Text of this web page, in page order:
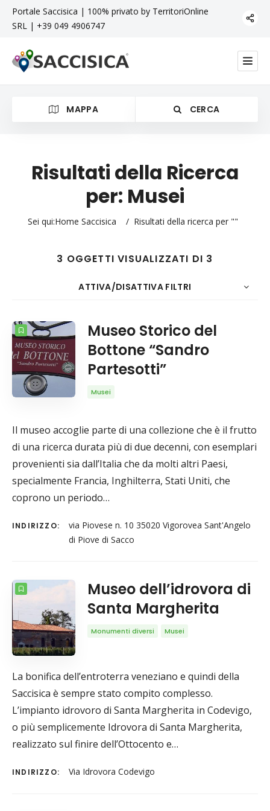
Portale Saccisica | 100% privato by TerritoriOnline
SRL | +39 049 4906747
MAPPA CERCA
Cerca
Risultati della Ricerca
per: Musei
Sei qui:Home Saccisica / Risultati della ricerca per ""
3 OGGETTI VISUALIZZATI DI 3
ATTIVA/DISATTIVA FILTRI
CONTO 20 ORDINA PER Data ORDINE
Museo Storico del
Bottone “Sandro
Partesotti”
Musei
Il museo accoglie parte di una collezione che è il frutto
di una ricerca durata più di due decenni, con esemplari
provenienti sia dall’Italia che da molti altri Paesi,
specialmente Francia, Inghilterra, Stati Uniti, che
coprono un periodo…
INDIRIZZO:
via Piovese n. 10 35020 Vigorovea Sant'Angelo
di Piove di Sacco
Museo dell’idrovora di
Santa Margherita
Monumenti diversi Musei
La bonifica dell’entroterra veneziano e quindi della
Saccisica è sempre stato compito complesso.
L’impianto idrovoro di Santa Margherita in Codevigo,
o più semplicemente Idrovora di Santa Margherita,
realizzato sul finire dell’Ottocento e…
INDIRIZZO: Via Idrovora Codevigo